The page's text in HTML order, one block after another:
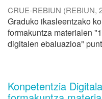
CRUE-REBIUN (REBIUN,
Graduko ikasleentzako
formakuntza materialen
digitalen ebaluazioa"
Konpetentzia